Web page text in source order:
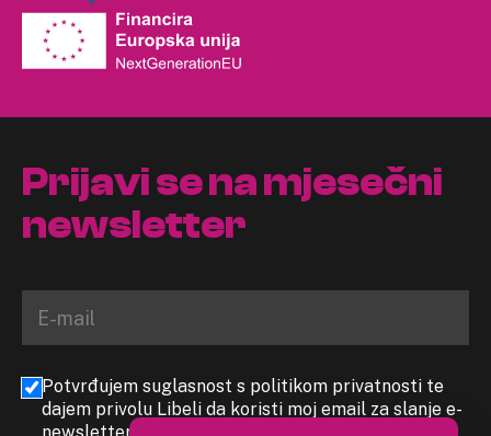
Prijavi se na mjesečni
newsletter
Potvrđujem suglasnost s politikom privatnosti te
dajem privolu Libeli da koristi moj email za slanje e-
newslettera